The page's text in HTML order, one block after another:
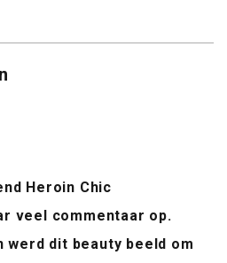
Heroin Chic
veel commentaar op.
werd dit beauty beeld om